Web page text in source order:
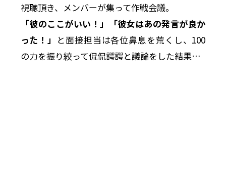
視聴頂き、メンバーが集って作戦会議。
「彼のここがいい！」「彼女はあの発言が良か
った！」 と面接担当は各位鼻息を荒くし、100
の力を振り絞って侃侃諤諤と議論をした結果…